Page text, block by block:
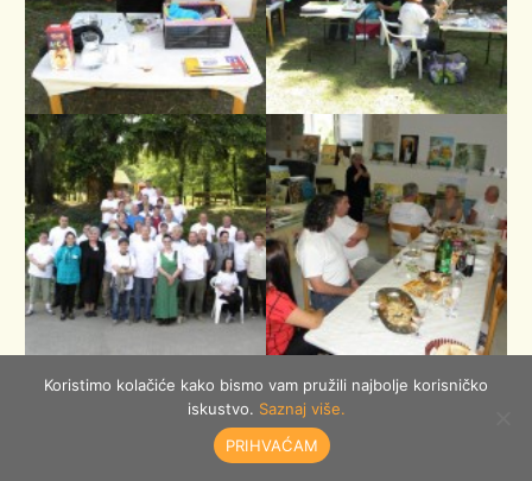
Koristimo kolačiće kako bismo vam pružili najbolje korisničko
iskustvo. Saznaj više.
PRIHVAĆAM